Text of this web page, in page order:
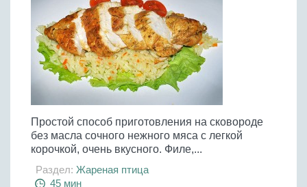
Простой способ приготовления на сковороде
без масла сочного нежного мяса с легкой
корочкой, очень вкусного. Филе,...
Раздел: Жареная птица
45 мин